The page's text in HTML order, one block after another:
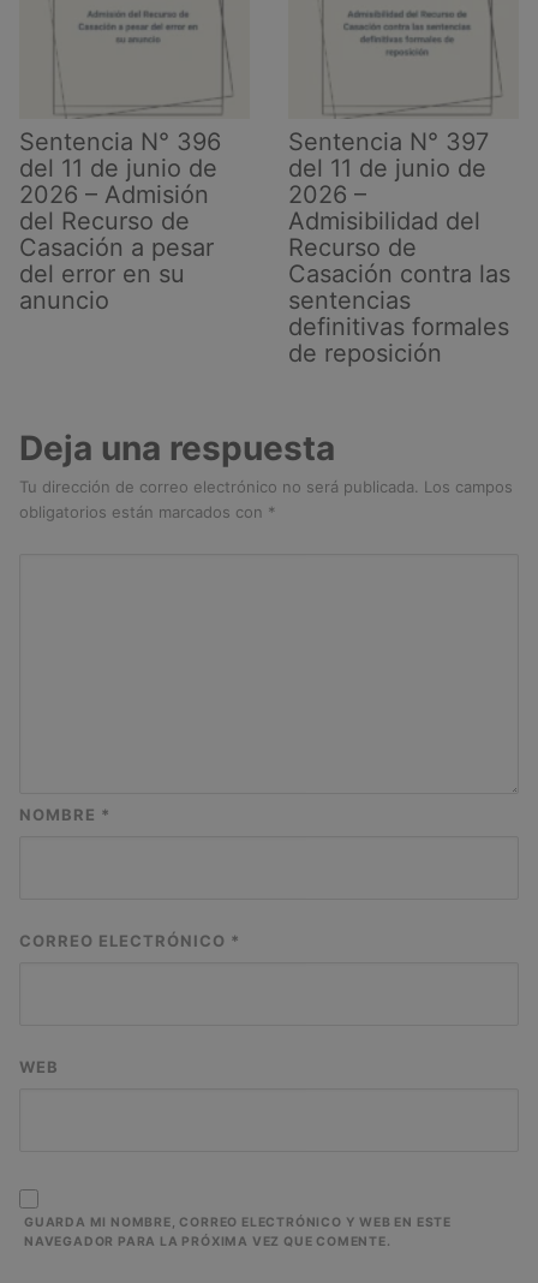
Sentencia N° 396
del 11 de junio de
2026 – Admisión
del Recurso de
Casación a pesar
del error en su
anuncio
Sentencia N° 397
del 11 de junio de
2026 –
Admisibilidad del
Recurso de
Casación contra las
sentencias
definitivas formales
de reposición
Deja una respuesta
Tu dirección de correo electrónico no será publicada.
Los campos
obligatorios están marcados con *
NOMBRE *
CORREO ELECTRÓNICO *
WEB
GUARDA MI NOMBRE, CORREO ELECTRÓNICO Y WEB EN ESTE
NAVEGADOR PARA LA PRÓXIMA VEZ QUE COMENTE.